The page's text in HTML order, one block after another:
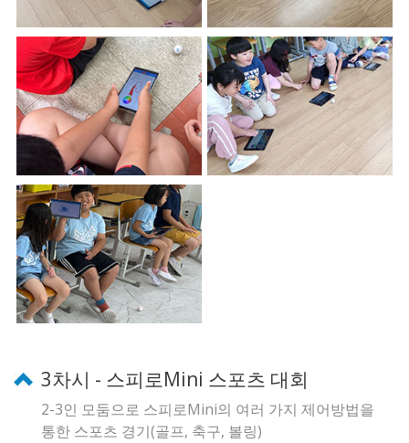
3차시 - 스피로Mini 스포츠 대회
2-3인 모둠으로 스피로Mini의 여러 가지 제어방법을
통한 스포츠 경기(골프, 축구, 볼링)